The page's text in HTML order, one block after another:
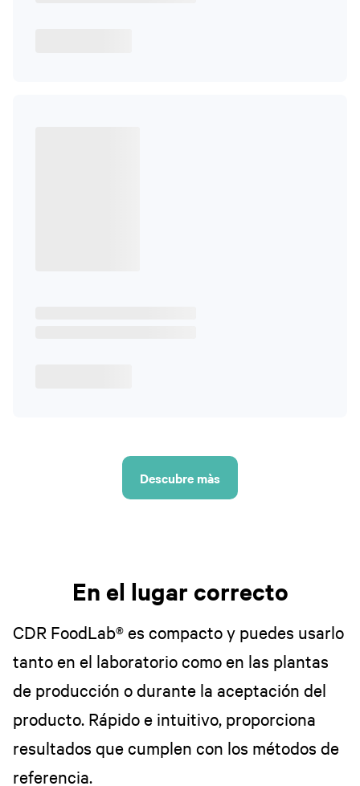
Descubre màs
En el lugar correcto
CDR FoodLab® es compacto y puedes usarlo
tanto en el laboratorio como en las plantas
de producción o durante la aceptación del
producto. Rápido e intuitivo, proporciona
resultados que cumplen con los métodos de
referencia.